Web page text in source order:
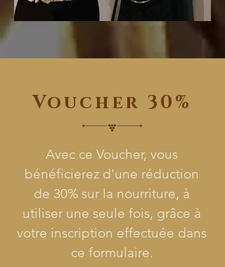
Voucher 30%
Avec ce Voucher, vous
bénéficierez d'une réduction
de 30% sur la nourriture, à
utiliser une seule fois, grâce à
votre inscription effectuée dans
ce formulaire.